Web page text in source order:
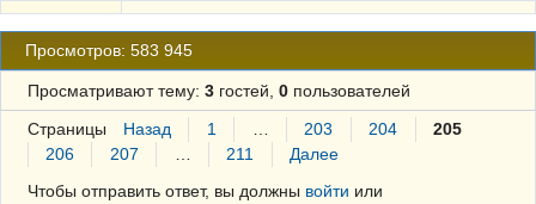
Просмотров: 583 945
Просматривают тему: 3гостей, 0пользователей
Страницы Назад 1 203 204
205
206
207 211
Далее
Чтобы отправить ответ, вы должны войти или